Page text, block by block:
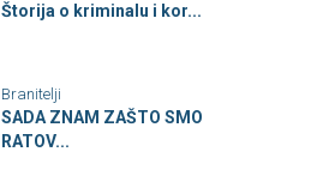
Štorija o kriminalu i kor...
Branitelji
SADA ZNAM ZAŠTO SMO
RATOV...